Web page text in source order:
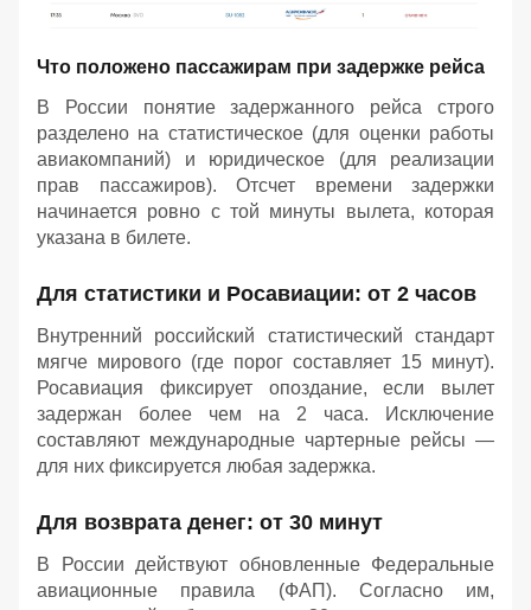
Что положено пассажирам при задержке рейса
В России понятие задержанного рейса строго
разделено на статистическое (для оценки работы
авиакомпаний) и юридическое (для реализации
прав пассажиров). Отсчет времени задержки
начинается ровно с той минуты вылета, которая
указана в билете.
Для статистики и Росавиации: от 2 часов
Внутренний российский статистический стандарт
мягче мирового (где порог составляет 15 минут).
Росавиация фиксирует опоздание, если вылет
задержан более чем на 2 часа. Исключение
составляют международные чартерные рейсы —
для них фиксируется любая задержка.
Для возврата денег: от 30 минут
В России действуют обновленные Федеральные
авиационные правила (ФАП). Согласно им,